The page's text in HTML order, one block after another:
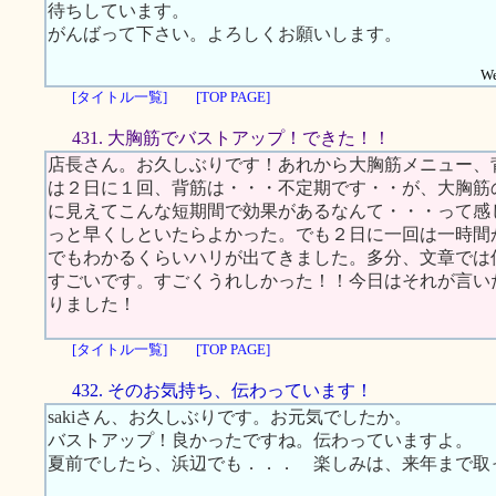
待ちしています。
がんばって下さい。よろしくお願いします。
[タイトル一覧]
[TOP PAGE]
431. 大胸筋でバストアップ！できた！！
店長さん。お久しぶりです！あれから大胸筋メニュー
は２日に１回、背筋は・・・不定期です・・が、大胸
に見えてこんな短期間で効果があるなんて・・・って
っと早くしといたらよかった。でも２日に一回は一時
でもわかるくらいハリが出てきました。多分、文章で
すごいです。すごくうれしかった！！今日はそれが言
りました！
[タイトル一覧] [TOP PAGE]
432. そのお気持ち、伝わっています！
sakiさん、お久しぶりです。お元気でしたか。
バストアップ！良かったですね。伝わっていますよ。
夏前でしたら、浜辺でも．．． 楽しみは、来年まで取